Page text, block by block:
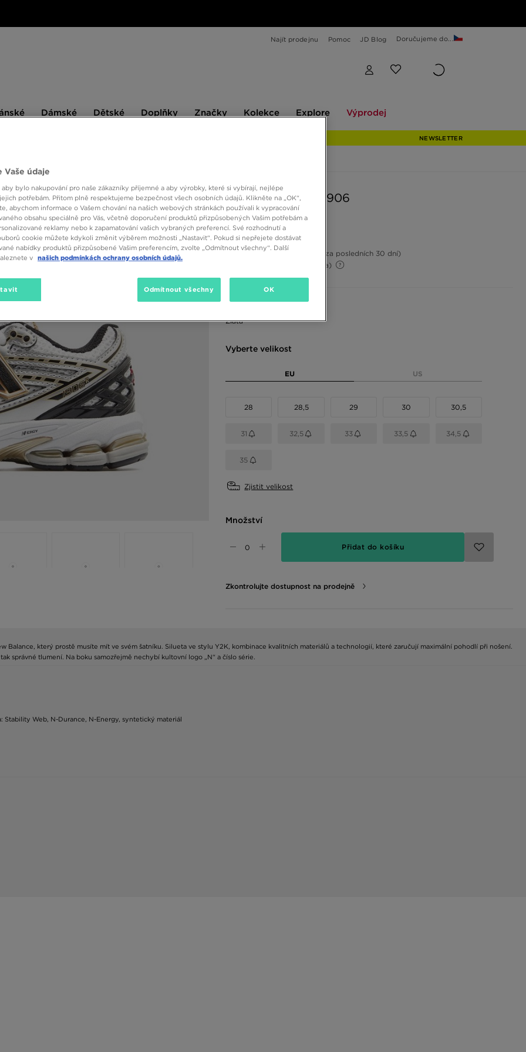
Najít prodejnu Pomoc JD Blog Doručujeme do...
Dámské Dětské Doplňky Značky Kolekce Explore Výprodej
NEWSLETTER
NEW BALANCE 1906
1390 Kč
-13%
(Nejnižší cena za posledních 30 dní)
(Původní cena)
Zlatá
Vyberte velikost
EU US
28 28,5 29 30 30,5
31 32,5 33 33,5 34,5
35
Zjistit velikost
Množství
Přidat do košíku
Zkontrolujte dostupnost na prodejně
Balance, který prostě musíte mít ve svém šatníku. Silueta ve stylu Y2K, kombinace kvalitních materiálů a technologií, které zaručují maximální pohodlí při nošení.
správné tlumení. Na boku samozřejmě nechybí kultovní logo „N“ a číslo série.
Web, N-Durance, N-Energy, syntetický materiál
Vaše údaje
aby bylo nakupování pro naše zákazníky příjemné a aby výrobky, které si vybírají, nejlépe
potřebám. Přitom plně respektujeme bezpečnost všech osobních údajů. Klikněte na „OK“,
abychom informace o Vašem chování na našich webových stránkách používali k vypracování
obsahu speciálně pro Vás, včetně doporučení produktů přizpůsobených Vašim potřebám a
reklamy nebo k zapamatování vašich vybraných preferencí. Své rozhodnutí a
cookie můžete kdykoli změnit výběrem možnosti „Nastavit“. Pokud si nepřejete dostávat
nabídky produktů přizpůsobené Vašim preferencím, zvolte „Odmítnout všechny“. Další
v našich podmínkách ochrany osobních údajů.
Odmítnout všechny OK